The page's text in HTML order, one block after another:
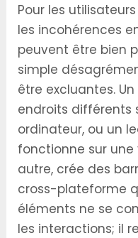
Pour les
les incohérences
peuvent être bien
simple
être excluantes.
endroits différents
ordinateur, ou un
fonctionne sur une
autre, crée des
cross-plateforme
éléments ne se
les interactions; il